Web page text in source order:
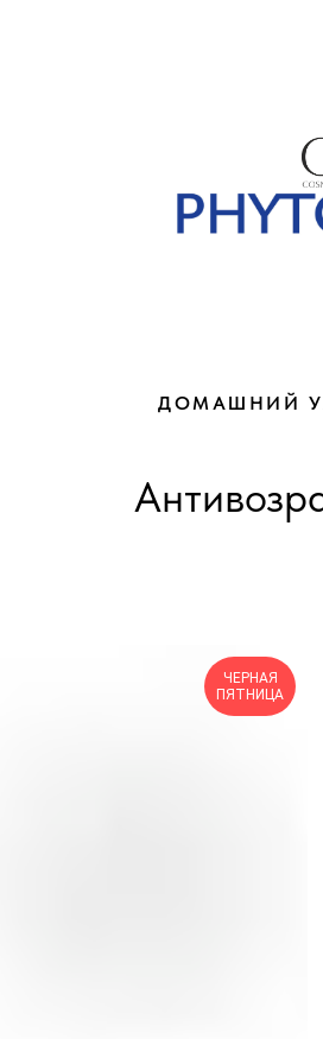
ДОМАШНИЙ
ЧЕРНАЯ
ПЯТНИЦА